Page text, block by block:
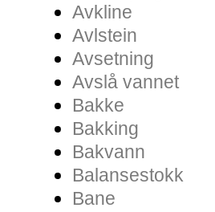
Avkline
Avlstein
Avsetning
Avslå vannet
Bakke
Bakking
Bakvann
Balansestokk
Bane